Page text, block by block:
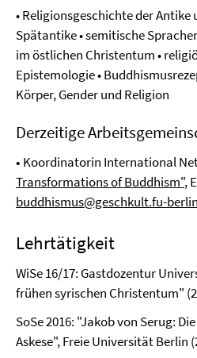
• Religionsgeschichte der Antike
Spätantike • semitische
im östlichen Christentum •
Epistemologie •
Körper, Gender und Religion
Derzeitige
• Koordinatorin International
Transformations of Buddhism",
buddhismus@geschkult.fu-
Lehrtätigkeit
WiSe 16/17: Gastdozentur
frühen syrischen Christentum" (2
SoSe 2016: "Jakob von Serug:
Askese", Freie Universität Berlin